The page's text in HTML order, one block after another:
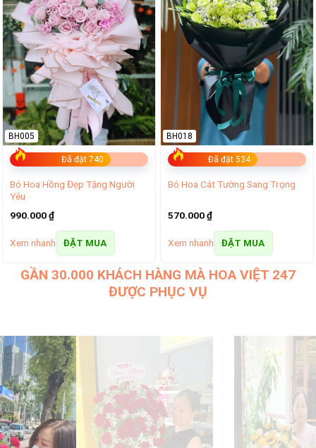
Đã đặt 740
BH005
Bó Hoa Hồng Đẹp Tặng Người
Yêu
990.000₫
Xem nhanh ĐẶT MUA
Đã đặt 534
BH018
Bó Hoa Cát Tường Sang Trọng
570.000₫
Xem nhanh ĐẶT MUA
GẦN 30.000 KHÁCH HÀNG MÀ HOA VIỆT 247
ĐƯỢC PHỤC VỤ